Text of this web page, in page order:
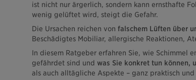
ist nicht nur ärgerlich, sondern kann ernsthafte
wenig gelüftet wird, steigt die Gefahr.
Die Ursachen reichen von falschem Lüften über
Beschädigtes Mobiliar, allergische Reaktionen,
In diesem Ratgeber erfahren Sie, wie Schimmel
gefährdet sind und was Sie konkret tun können,
als auch alltägliche Aspekte – ganz praktisch